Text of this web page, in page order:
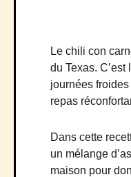
Le chili con
du Texas.
journées
repas
Dans cette
un mélange
maison pour